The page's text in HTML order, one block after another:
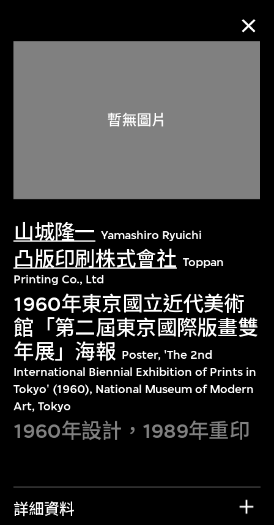
山城隆一 Yamashiro Ryuichi
凸版印刷株式會社 Toppan
Printing Co., Ltd
1960年東京國立近代美術
館「第二屆東京國際版畫雙
年展」海報 Poster, 'The 2nd
International Biennial Exhibition of Prints in
Tokyo' (1960), National Museum of Modern
Art, Tokyo
1960年設計，1989年重印
詳細資料
關於M+藏品
探索世界頂級的二十及二十一世紀視覺
文化藏品。